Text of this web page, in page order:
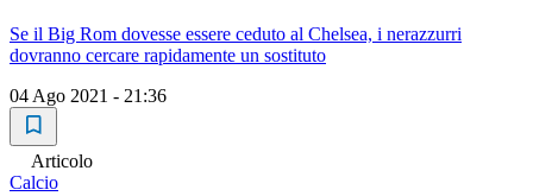
Se il Big Rom dovesse essere ceduto al Chelsea, i nerazzurri
dovranno cercare rapidamente un sostituto
04 Ago 2021 - 21:36
Articolo
Calcio